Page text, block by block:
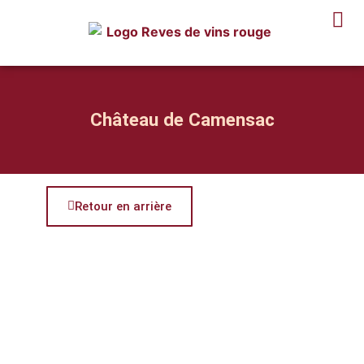
Château de Camensac
Retour en arrière